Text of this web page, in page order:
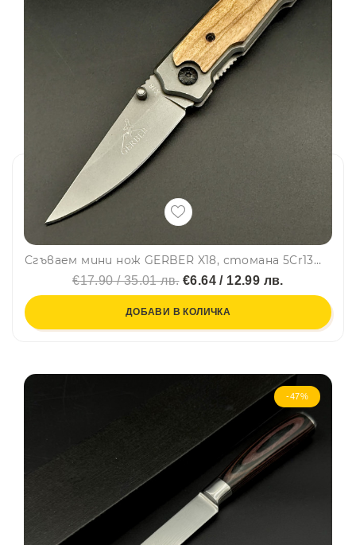
Сгъваем мини нож GERBER X18, стомана 5Cr13Mov, с дървена дръжка - чирени с винтове
€17.90 / 35.01 лв.€6.64 / 12.99 лв.
ДОБАВИ В КОЛИЧКА
-47%